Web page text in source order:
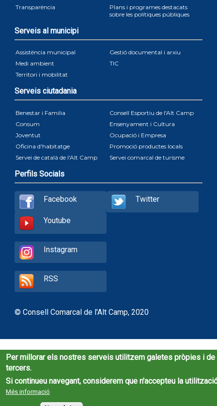
Transparència
Plans i programes destacats
sobre les polítiques públiques
Serveis al municipi
Assistència municipal
Gestió documental i arxiu
Medi ambient
TIC
Territori i mobilitat
Serveis ciutadania
Benestar i Familia
Consell Esportiu de l'Alt Camp
Consum
Ensenyament i Cultura
Joventut
Ocupació i Empresa
Oficina d'habitatge
Promoció productes locals
Servei de català de l'Alt Camp
Servei comarcal de turisme
Perfils Socials
Facebook Twitter
Youtube
Instagram
RSS
© Consell Comarcal de l'Alt Camp, 2020
Per millorar els nostres serveis utilitzem galetes pròpies i de
tercers.
Si continueu navegant, considerem que n'accepteu la
Més informació